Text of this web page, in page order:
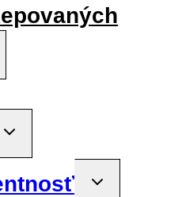
Toggle
menu
Toggle